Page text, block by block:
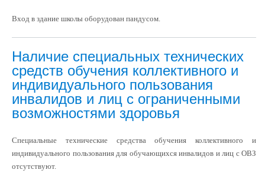
Вход в здание школы оборудован пандусом.
Наличие специальных технических
средств обучения коллективного и
индивидуального пользования
инвалидов и лиц с ограниченными
возможностями здоровья
Специальные технические средства обучения коллективного и
индивидуального пользования для обучающихся инвалидов и лиц с ОВЗ
отсутствуют.